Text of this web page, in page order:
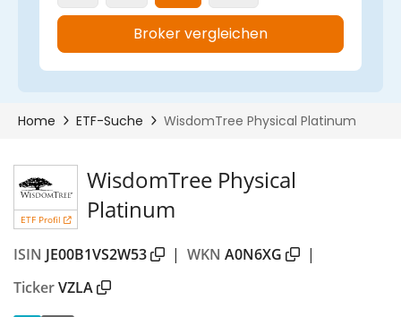
ETF Profil
WisdomTree Physical
Platinum
ISIN JE00B1VS2W53 | WKN A0N6XG
|
TickerVZLA